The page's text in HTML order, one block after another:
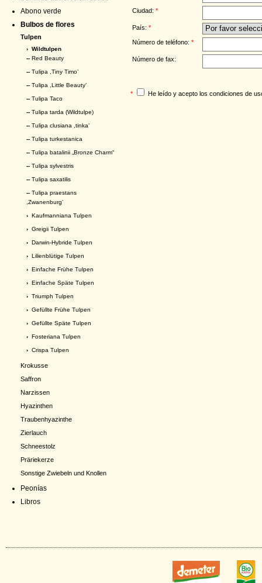
Abono verde
Bulbos de flores
Tulpen
› Wildtulpen
-- Red Beauty
-- Tulipa ,Tiny Timo’
-- Tulipa ,Little Beauty’
-- Tulipa Taco
-- Tulipa tarda (Wildtulpe)
-- Tulipa clusiana ,tinka’
-- Tulipa turkestanica
-- Tulipa batalinii „Bronze Charm“
-- Tulipa sylvestris
-- Tulipa saxatilis
-- Tulipa praestans
,Zwanenburg’
› Kaufmanniana Tulpen
› Greigii Tulpen
› Darwin-Hybride Tulpen
› Lilienblütige Tulpen
› Einfache Frühe Tulpen
› Einfache Späte Tulpen
› Triumph Tulpen
› Gefüllte Frühe Tulpen
› Gefüllte Späte Tulpen
› Fosteriana Tulpen
› Crispa Tulpen
Krokusse
Saffron
Narzissen
Hyazinthen
Traubenhyazinthe
Zierlauch
Schneestolz
Präriekerze
Sonstige Zwiebeln und Knollen
Peonías
Libros
Ciudad: *
País: *
Número de teléfono: *
Número de fax:
* He leído y acepto los condiciones de